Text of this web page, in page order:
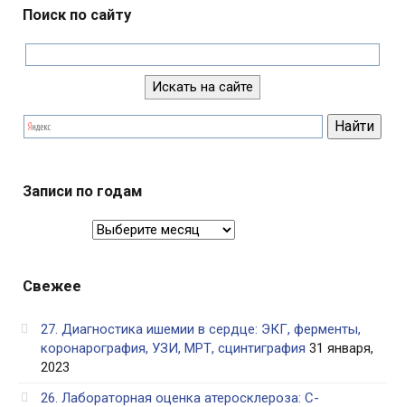
Поиск по сайту
Записи по годам
Свежее
27. Диагностика ишемии в сердце: ЭКГ, ферменты,
коронарография, УЗИ, МРТ, сцинтиграфия 31 января,
2023
26. Лабораторная оценка атеросклероза: С-